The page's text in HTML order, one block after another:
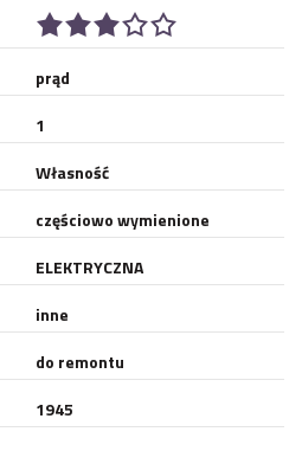
prąd
1
Własność
częściowo wymienione
ELEKTRYCZNA
inne
do remontu
1945